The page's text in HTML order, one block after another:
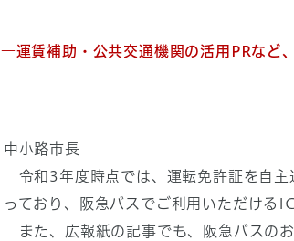
―運賃補助・公共交通機関の活用PRなど、
中小路市長
令和3年度時点では、運転免許証を自主
っており、阪急バスでご利用いただける
また、広報紙の記事でも、阪急バスの